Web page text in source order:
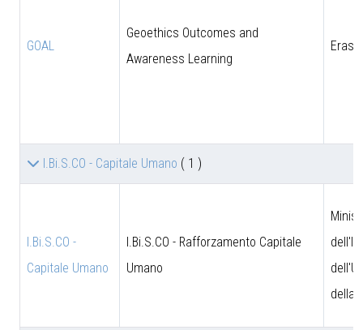
GOAL
Geoethics Outcomes and
Awareness Learning
I.Bi.S.CO - Capitale Umano ( 1 )
I.Bi.S.CO -
Capitale Umano
I.Bi.S.CO - Rafforzamento Capitale
Umano
della